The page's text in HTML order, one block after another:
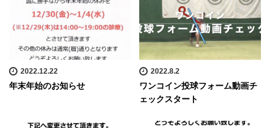
2022.12.22
年末年始のお知らせ
2022.8.2
ワンコイン投球フォーム動画チ
ェックスタート